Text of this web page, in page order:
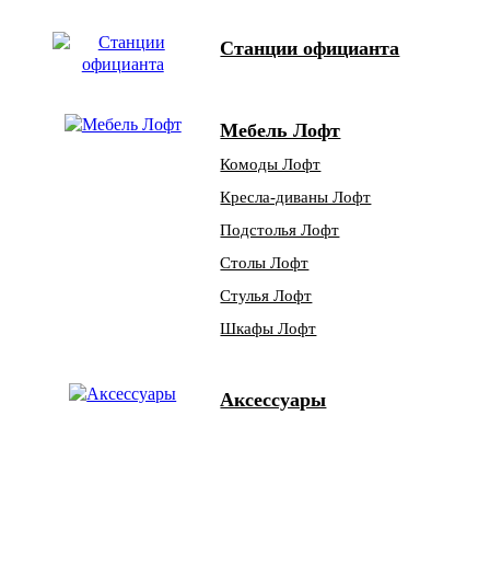
Станции официанта
Мебель Лофт
Комоды Лофт
Кресла-диваны Лофт
Подстолья Лофт
Столы Лофт
Стулья Лофт
Шкафы Лофт
Аксессуары